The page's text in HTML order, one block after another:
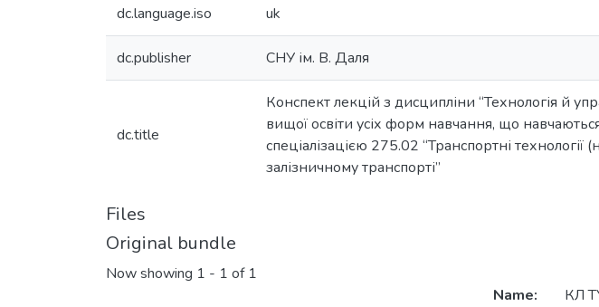
dc.language.iso uk
dc.publisher СНУ ім. В. Даля
dc.title
Конспект лекцій з дисципліни “Технологія й
вищої освіти усіх форм навчання, що
спеціалізацією 275.02 “Транспортні технології
залізничному транспорті”
Files
Original bundle
Now showing 1 - 1 of 1
Name:
КЛ